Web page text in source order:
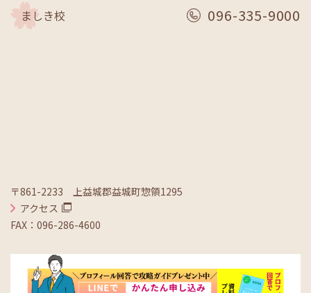
ましき校 096-335-9000
〒861-2233 上益城郡益城町惣領1295
アクセス
FAX：096-286-4600